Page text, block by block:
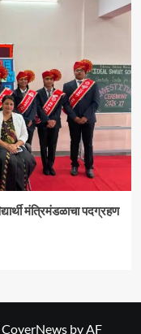
मंत्रिमंडळाचा पदग्रहण
CoverNews by AF